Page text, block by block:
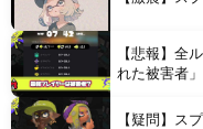
【悲報】全
れた被害者」
【疑問】ス